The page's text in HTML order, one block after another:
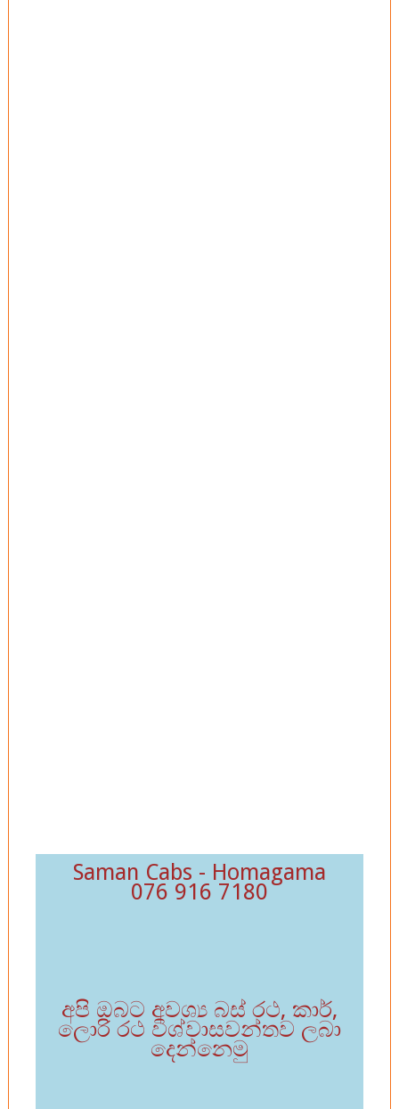
Saman Cabs - Homagama
076 916 7180
අපි ඔබට අවශ්‍ය බස් රථ, කාර්,
ලොරි රථ විශ්වාසවන්තව ලබා
දෙන්නෙමු